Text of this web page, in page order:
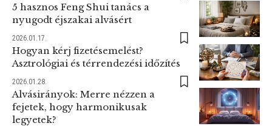
5 hasznos Feng Shui tanács a
nyugodt éjszakai alvásért
2026.01.17.
Hogyan kérj fizetésemelést?
Asztrológiai és térrendezési időzítés
2026.01.28.
Alvásirányok: Merre nézzen a
fejetek, hogy harmonikusak
legyetek?